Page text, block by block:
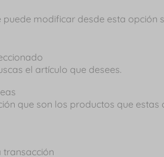
puede modificar desde esta opción
el artículo que desees.
que son los productos que estas